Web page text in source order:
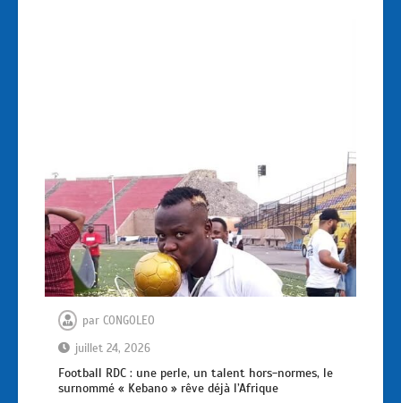
par CONGOLEO
juillet 24, 2026
Football RDC : une perle, un talent hors-normes, le
surnommé « Kebano » rêve déjà l’Afrique